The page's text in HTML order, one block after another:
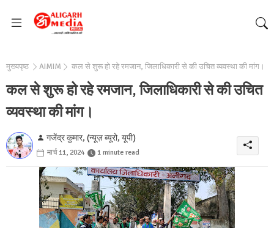
मुख्यपृष्ठ AIMIM कल से शुरू हो रहे रमजान, जिलाधिकारी से की उचित व्यवस्था की मांग।
कल से शुरू हो रहे रमजान, जिलाधिकारी से की उचित
व्यवस्था की मांग।
गजेंद्र कुमार, (न्यूज़ ब्यूरो, यूपी)
मार्च 11, 2024 1 minute read